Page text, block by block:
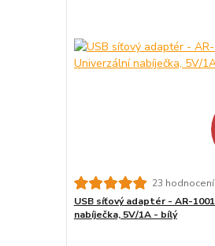
23 hodnocení
USB síťový adaptér - AR-
nabíječka, 5V/1A - bílý